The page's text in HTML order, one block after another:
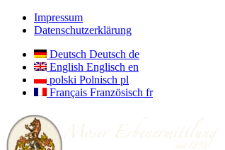
Impressum
Datenschutzerklärung
Deutsch Deutsch de
English Englisch en
polski Polnisch pl
Français Französisch fr